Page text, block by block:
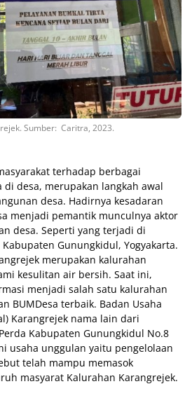
Sumber: Caritra, 2023.
terhadap berbagai
di desa, merupakan langkah awal
desa. Hadirnya kesadaran
menjadi pemantik munculnya aktor
desa. Seperti yang terjadi di
Gunungkidul, Yogyakarta.
merupakan kalurahan
kesulitan air bersih. Saat ini,
menjadi salah satu kalurahan
BUMDesa terbaik. Badan Usaha
Karangrejek nama lain dari
Kabupaten Gunungkidul No.8
usaha unggulan yaitu pengelolaan
telah mampu memasok
masyarat Kalurahan Karangrejek.